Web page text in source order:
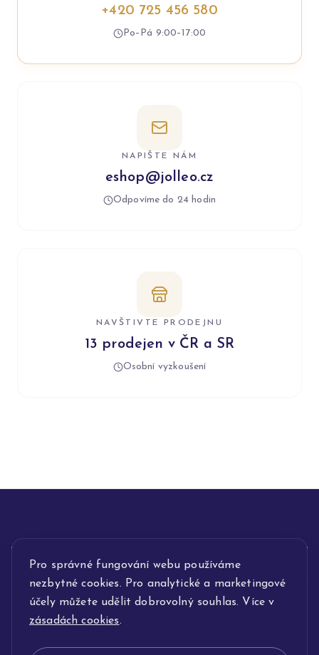
Pro správné fungování webu používáme
nezbytné cookies. Pro analytické a marketingové
účely můžete udělit dobrovolný souhlas. Více v
zásadách cookies.
+420 725 456 580
Po–Pá 9:00–17:00
NAPIŠTE NÁM
eshop@jolleo.cz
Odpovíme do 24 hodin
NAVŠTIVTE PRODEJNU
13 prodejen v ČR a SR
Osobní vyzkoušení
INFORMACE
POPIS SLUŽEB